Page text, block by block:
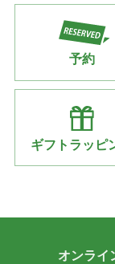
予約
ギフトラッピ
オンライ